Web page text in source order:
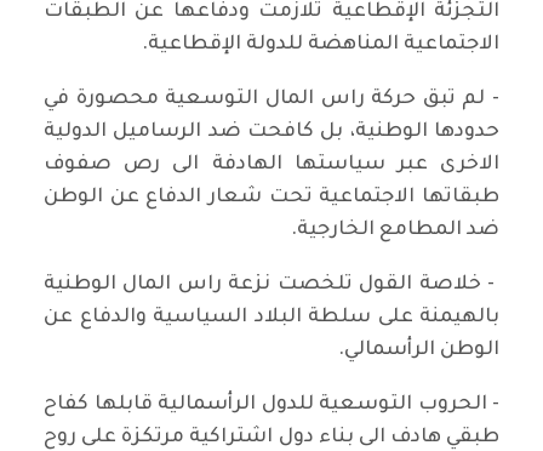
التجزئة الإقطاعية تلازمت ودفاعها عن الطبقات
الاجتماعية المناهضة للدولة الإقطاعية.
- لم تبق حركة راس المال التوسعية محصورة في
حدودها الوطنية، بل كافحت ضد الرساميل الدولية
الاخرى عبر سياستها الهادفة الى رص صفوف
طبقاتها الاجتماعية تحت شعار الدفاع عن الوطن
ضد المطامع الخارجية.
- خلاصة القول تلخصت نزعة راس المال الوطنية
بالهيمنة على سلطة البلاد السياسية والدفاع عن
الوطن الرأسمالي.
- الحروب التوسعية للدول الرأسمالية قابلها كفاح
طبقي هادف الى بناء دول اشتراكية مرتكزة على روح